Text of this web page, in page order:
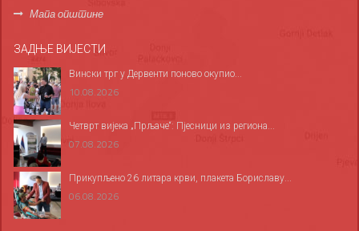
Мапа општине
ЗАДЊЕ ВИЈЕСТИ
Вински трг у Дервенти поново окупио...
10.08.2026
Четврт вијека „Прљаче“: Пјесници из региона...
07.08.2026
Прикупљено 26 литара крви, плакета Бориславу...
06.08.2026